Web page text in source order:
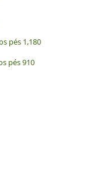
pés 1,180
pés 910